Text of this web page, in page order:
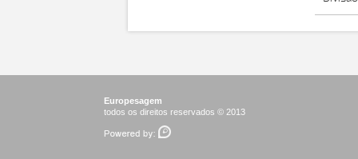
Europesagem
todos os direitos reservados © 2013